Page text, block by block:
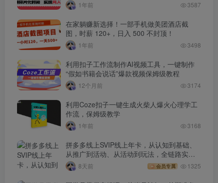
1年前 3587
在家躺赚新选择！一部手机做美团酒店截
图，时薪 120+，日入 500 不封顶！
1年前 3498
利用扣子工作流制作AI视频工具，一键制作
“假如书籍会说话”爆款视频保姆级教程
12个月前 3174
利用Coze扣子一键生成火柴人爆火心理学工
作流，保姆级教学
1年前 3168
拼多多线上SVIP线上年卡，从认知到基础、
从推广到活动、从活动到玩法，全链路实战
(260730)
8天前 会员专属 1325